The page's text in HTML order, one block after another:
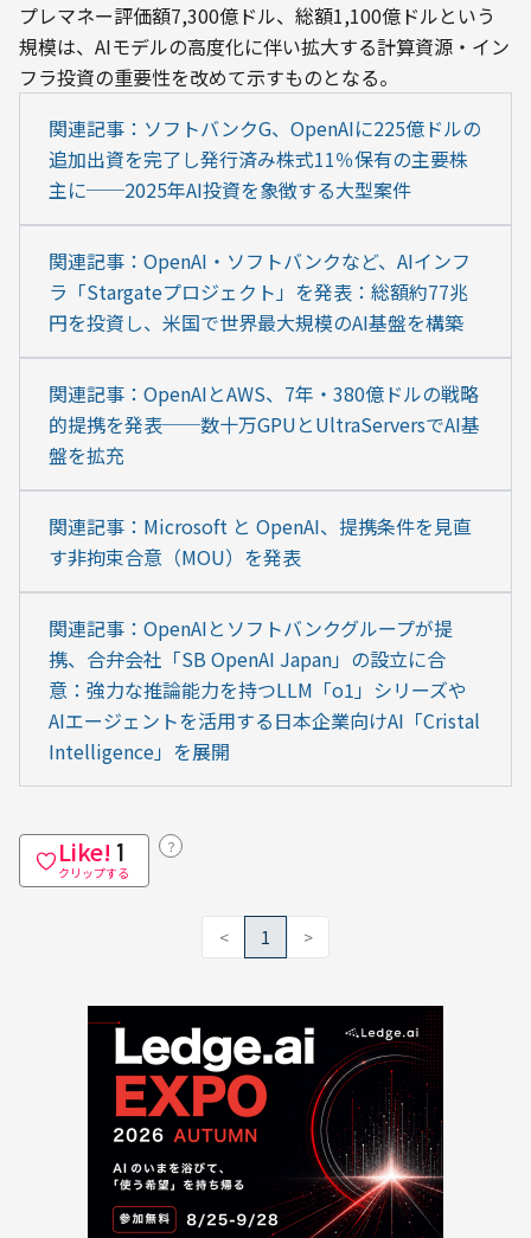
プレマネー評価額7,300億ドル、総額1,100億ドルという
規模は、AIモデルの高度化に伴い拡大する計算資源・イン
フラ投資の重要性を改めて示すものとなる。
関連記事：ソフトバンクG、OpenAIに225億ドルの
追加出資を完了し発行済み株式11％保有の主要株
主に──2025年AI投資を象徴する大型案件
関連記事：OpenAI・ソフトバンクなど、AIインフ
ラ「Stargateプロジェクト」を発表：総額約77兆
円を投資し、米国で世界最大規模のAI基盤を構築
関連記事：OpenAIとAWS、7年・380億ドルの戦略
的提携を発表──数十万GPUとUltraServersでAI基
盤を拡充
関連記事：Microsoft と OpenAI、提携条件を見直
す非拘束合意（MOU）を発表
関連記事：OpenAIとソフトバンクグループが提
携、合弁会社「SB OpenAI Japan」の設立に合
意：強力な推論能力を持つLLM「o1」シリーズや
AIエージェントを活用する日本企業向けAI「Cristal
Intelligence」を展開
Like! 1
クリップする
？
< 1 >